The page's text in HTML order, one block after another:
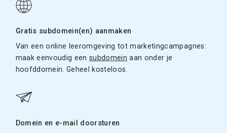
Gratis subdomein(en) aanmaken
Van een online leeromgeving tot marketingcampagnes:
maak eenvoudig eensubdomein aan onder je
hoofddomein. Geheel kosteloos.
Domein en e-mail doorsturen